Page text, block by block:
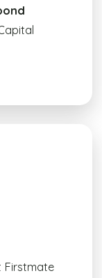
Firstmate